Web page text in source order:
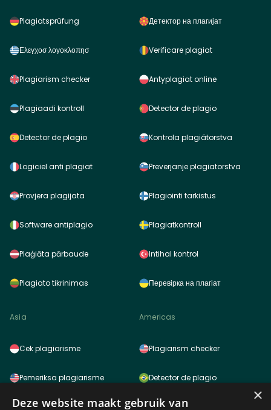
Plagiatsprüfung
Ελεγχοσ λογοκλοπησ
Plagiarism checker
Plagiaadi kontroll
Detector de plagio
Logiciel anti plagiat
Provjera plagijata
Software antiplagio
Plaģiāta pārbaude
Plagiato tikrinimas
Детектор на плагијат
Verificare plagiat
Antyplagiat online
Detector de plagio
Kontrola plagiátorstva
Preverjanje plagiatorstva
Plagiointi tarkistus
Plagiatkontroll
Intihal kontrol
Перевірка на плагіат
Asia
Cek plagiarisme
Pemeriksa plagiarisme
साहित्यिक चोरी (प्लेजरिज़म) चेकर
Americas
Plagiarism checker
Detector de plagio
Detector de plagio
×
Deze website maakt gebruik van